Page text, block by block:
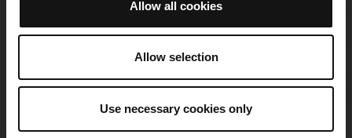
Allow all cookies
Allow selection
Use necessary cookies only
Carrières
Contact
Offres